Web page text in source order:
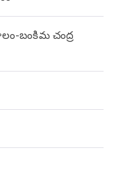
బంకిమ చంద్ర